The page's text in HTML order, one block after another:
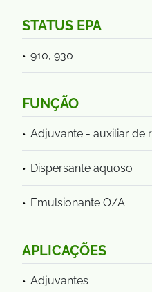
STATUS EPA
910, 930
FUNÇÃO
Adjuvante - auxiliar de
Dispersante aquoso
Emulsionante O/A
APLICAÇÕES
Adjuvantes